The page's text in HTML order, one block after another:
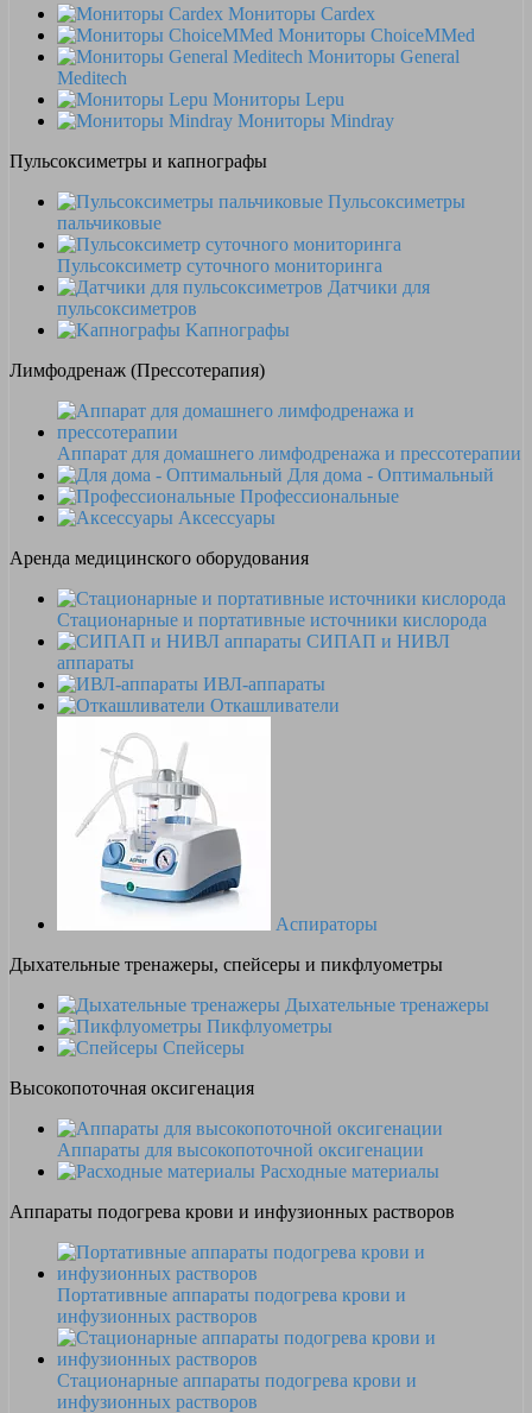
Мониторы Cardex
Мониторы ChoiceMMed
Мониторы General
Meditech
Мониторы Lepu
Мониторы Mindray
Пульсоксиметры и капнографы
Пульсоксиметры
пальчиковые
Пульсоксиметр суточного мониторинга
Датчики для
пульсоксиметров
Kапнографы
Лимфодренаж (Прессотерапия)
Аппарат для домашнего лимфодренажа и прессотерапии
Для дома - Оптимальный
Профессиональные
Аксессуары
Аренда медицинского оборудования
Стационарные и портативные источники кислорода
СИПАП и НИВЛ
аппараты
ИВЛ-аппараты
Откашливатели
Аспираторы
Дыхательные тренажеры, спейсеры и пикфлуометры
Дыхательные тренажеры
Пикфлуометры
Спейсеры
Высокопоточная оксигенация
Аппараты для высокопоточной оксигенации
Расходные материалы
Аппараты подогрева крови и инфузионных растворов
Портативные аппараты подогрева крови и
инфузионных растворов
Стационарные аппараты подогрева крови и
инфузионных растворов